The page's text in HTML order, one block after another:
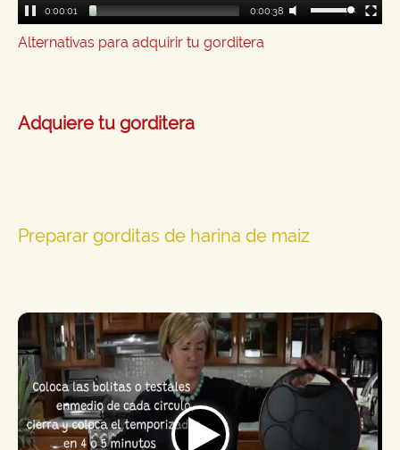
0:00:02 0:00:38
Alternativas para adquirir tu gorditera
Adquiere tu gorditera
Preparar gorditas de harina de maiz